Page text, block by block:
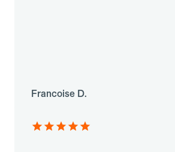
Francoise D.